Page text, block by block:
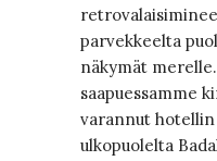
parvekkeelta
näkymät
saapuessamme
varannut
ulkopuolelta